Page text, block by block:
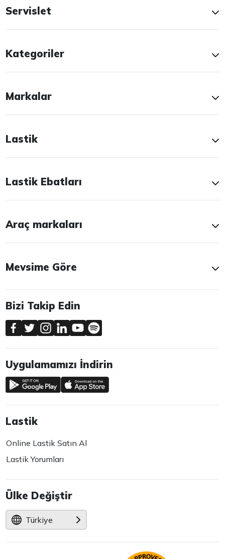
Servislet
Kategoriler
Markalar
Lastik
Lastik Ebatları
Araç markaları
Mevsime Göre
Bizi Takip Edin
Uygulamamızı İndirin
Lastik
Online Lastik Satın Al
Lastik Yorumları
Ülke Değiştir
Türkiye